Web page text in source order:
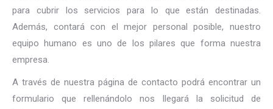
para cubrir los servicios para lo que están destinadas.
Además, contará con el mejor personal posible, nuestro
equipo humano es uno de los pilares que forma nuestra
empresa.
A través de nuestra página de contacto podrá encontrar un
formulario que rellenándolo nos llegará la solicitud de